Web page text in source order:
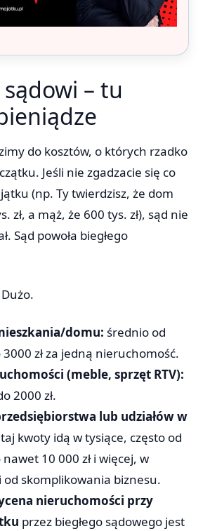
– tu
do kosztów, o których rzadko
Jeśli nie zgadzacie się co
(np. Ty twierdzisz, że dom
zł, a mąż, że 600 tys. zł), sąd nie
Sąd powoła biegłego
domu: średnio od
3000 zł za jedną nieruchomość.
(meble, sprzęt RTV):
2000 zł.
lub udziałów w
kwoty idą w tysiące, często od
nawet 10 000 zł i więcej, w
od skomplikowania biznesu.
nieruchomości przy
przez biegłego sądowego jest